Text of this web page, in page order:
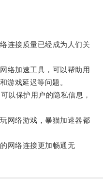
接质量已经成为人们关
加速工具，可以帮助用
游戏延迟等问题。
保护用户的隐私信息，
络游戏，暴猫加速器都
网络连接更加畅通无